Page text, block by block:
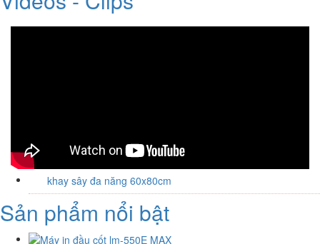
khay sây đa năng 60x80cm
Sản phẩm nổi bật